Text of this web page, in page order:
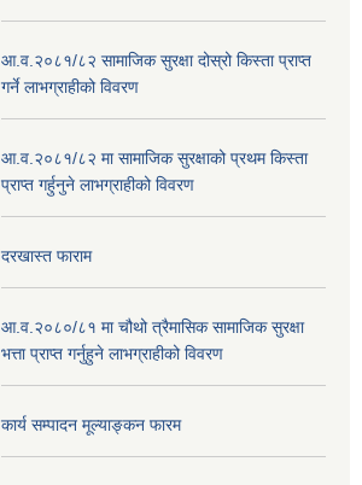
आ.व.२०८१/८२ सामाजिक सुरक्षा दोस्रो किस्ता प्राप्त
गर्ने लाभग्राहीको विवरण
आ.व.२०८१/८२ मा सामाजिक सुरक्षाको प्रथम किस्ता
प्राप्त गर्हुनुने लाभग्राहीको विवरण
दरखास्त फाराम
आ.व.२०८०/८१ मा चौथो त्रैमासिक सामाजिक सुरक्षा
भत्ता प्राप्त गर्नुहुने लाभग्राहीको विवरण
कार्य सम्पादन मूल्याङ्कन फारम